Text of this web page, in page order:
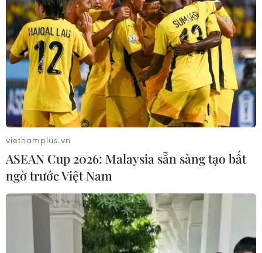
Triều Tiên sẽ tiếp tục mở rộng chương trình vũ khí hạt
nhân để củng cố khả năng răn đe và chống lại mối đe
dọa hạt nhân của Mỹ.
vietnamplus.vn
ASEAN Cup 2026: Malaysia sẵn sàng tạo bất
ngờ trước Việt Nam